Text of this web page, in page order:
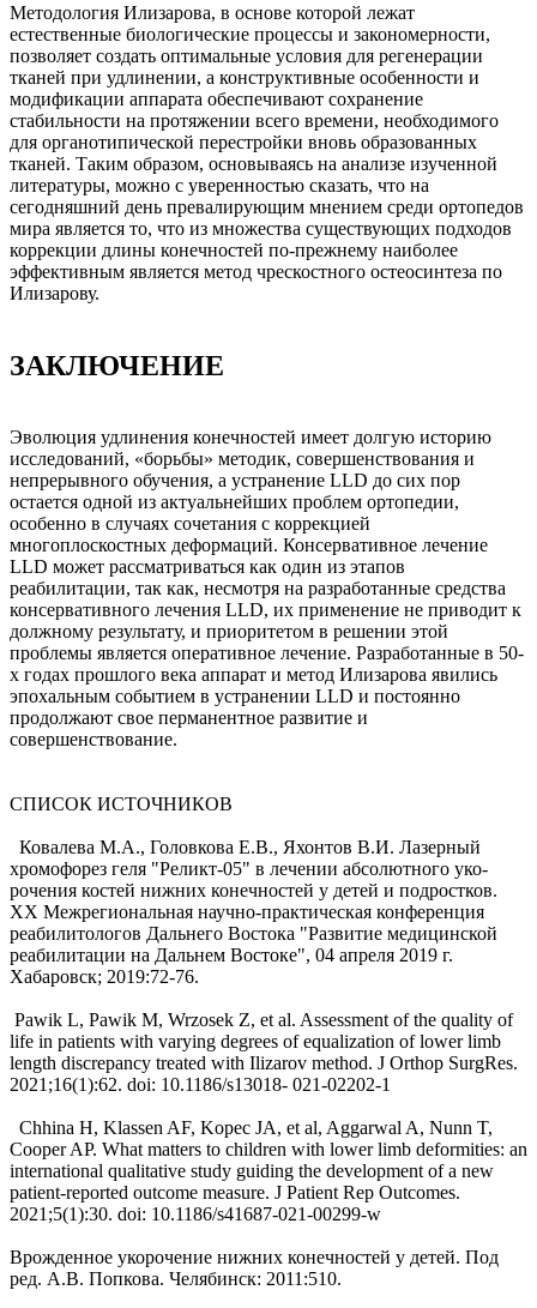
Методология Или­зарова, в основе которой лежат
естественные биологические процессы и закономерности,
позволяет создать оптимальные условия для регенерации
тканей при удлинении, а конструктивные особенно­сти и
модификации аппарата обеспечивают сохранение
стабильности на протяжении всего времени, необходимого
для органотипической перестройки вновь образованных
тканей. Таким образом, осно­вываясь на анализе изученной
литературы, можно с уверенностью сказать, что на
сегодняшний день превалирующим мнением среди ортопедов
мира является то, что из множества существующих подхо­дов
коррекции длины конечностей по-прежнему наиболее
эффективным является метод чрескостного остеосинтеза по
Илизарову.
ЗАКЛЮЧЕНИЕ
Эволюция удлинения конечностей имеет долгую историю
исследований, «борьбы» методик, совершен­ствования и
непрерывного обучения, а устранение LLD до сих пор
остается одной из актуальнейших проблем ортопедии,
особенно в случаях сочетания с коррекцией
многоплоскостных деформаций. Кон­сервативное лечение
LLD может рассматриваться как один из этапов
реабилитации, так как, несмотря на разработанные средства
консервативного лечения LLD, их применение не приводит к
должному результату, и приоритетом в решении этой
проблемы является оперативное лечение. Разработанные в 50-
х годах прошлого века аппарат и метод Илизарова явились
эпохальным событием в устранении LLD и постоянно
продолжают свое перманентное развитие и
совершенствование.
СПИСОК ИСТОЧНИКОВ
Ковалева М.А., Головкова Е.В., Яхонтов В.И. Лазерный
хромофорез геля "Реликт-05" в лечении абсолютного уко­
рочения костей нижних конечностей у детей и подростков.
XX Межрегиональная научно-практическая конфе­ренция
реабилитологов Дальнего Востока "Развитие медицинской
реабилитации на Дальнем Востоке", 04 апреля 2019 г.
Хабаровск; 2019:72-76.
Pawik L, Pawik M, Wrzosek Z, et al. Assessment of the quality of
life in patients with varying degrees of equalization of lower limb
length discrepancy treated with Ilizarov method. J Orthop SurgRes.
2021;16(1):62. doi: 10.1186/s13018- 021-02202-1
Chhina H, Klassen AF, Kopec JA, et al, Aggarwal A, Nunn T,
Cooper AP. What matters to children with lower limb deformities: an
international qualitative study guiding the development of a new
patient-reported outcome measure. J Patient Rep Outcomes.
2021;5(1):30. doi: 10.1186/s41687-021-00299-w
Врожденное укорочение нижних конечностей у детей. Под
ред. А.В. Попкова. Челябинск: 2011:510.